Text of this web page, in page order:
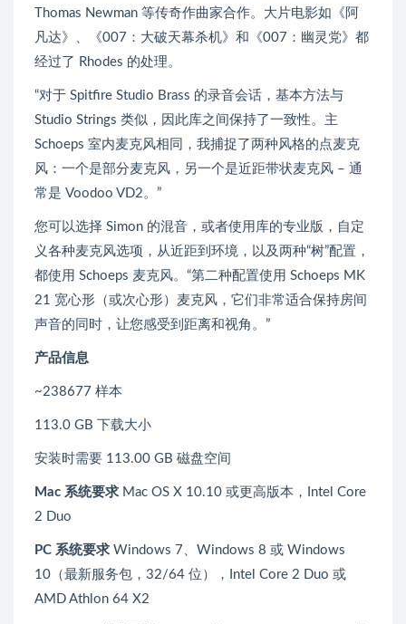
Thomas Newman 等传奇作曲家合作。大片电影如《阿
凡达》、《007：大破天幕杀机》和《007：幽灵党》都
经过了 Rhodes 的处理。
“对于 Spitfire Studio Brass 的录音会话，基本方法与
Studio Strings 类似，因此库之间保持了一致性。主
Schoeps 室内麦克风相同，我捕捉了两种风格的点麦克
风：一个是部分麦克风，另一个是近距带状麦克风 – 通
常是 Voodoo VD2。”
您可以选择 Simon 的混音，或者使用库的专业版，自定
义各种麦克风选项，从近距到环境，以及两种“树”配置，
都使用 Schoeps 麦克风。“第二种配置使用 Schoeps MK
21 宽心形（或次心形）麦克风，它们非常适合保持房间
声音的同时，让您感受到距离和视角。”
产品信息
~238677 样本
113.0 GB 下载大小
安装时需要 113.00 GB 磁盘空间
Mac 系统要求 Mac OS X 10.10 或更高版本，Intel Core
2 Duo
PC 系统要求 Windows 7、Windows 8 或 Windows
10（最新服务包，32/64 位），Intel Core 2 Duo 或
AMD Athlon 64 X2